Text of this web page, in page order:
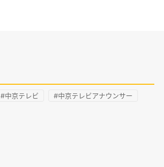
#中京テレビ #中京テレビアナウンサー